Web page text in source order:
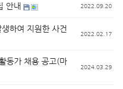
안내 2022.09.20
하여 지원한 사건
2022.02.17
동가 채용 공고(마
2024.03.29